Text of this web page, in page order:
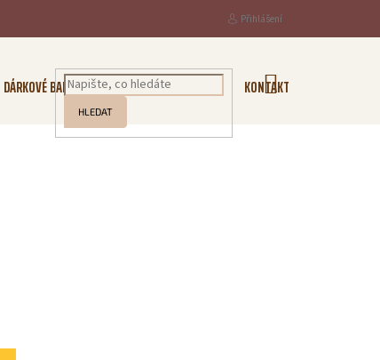
Přihlášení
HLEDAT
DÁRKOVÉ BALENÍ KOŘENÍ KONTAKTY